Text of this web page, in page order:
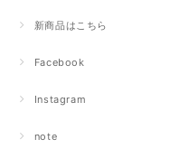
新商品はこちら
Facebook
Instagram
note